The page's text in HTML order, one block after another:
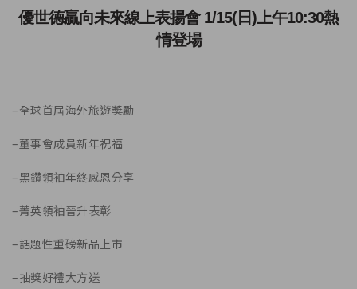
優世德贏向未來線上表揚會 1/15(日)上午10:30熱
情登場
–全球首屆海外旅遊獎勵
–董事會成員新年祝福
–黑鑽領袖年終感恩分享
–菁英領袖晉升表彰
–話題性重磅新品上市
–抽獎好禮大方送